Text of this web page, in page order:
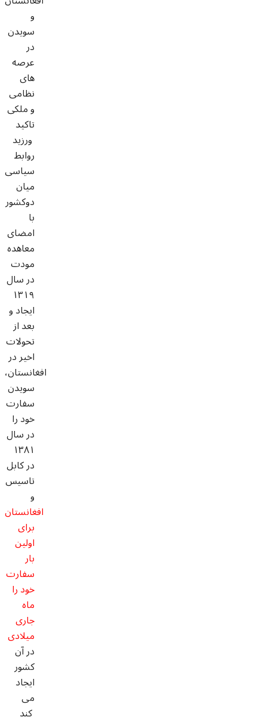
و
سویدن
در
عرصه
های
نظامی
و ملکی
تاکید
روابط
سیاسی
میان
دوکشور
با
امضای
معاهده
مودت
در سال
۱۳۱۹
ایجاد و
بعد از
تحولات
اخیر در
افغانستان،
سویدن
سفارت
خود را
در سال
۱۳۸۱
در کابل
تاسیس
و
افغانستان
برای
اولین
بار
سفارت
خود را
ماه
جاری
میلادی
در آن
کشور
ایجاد
می
کند